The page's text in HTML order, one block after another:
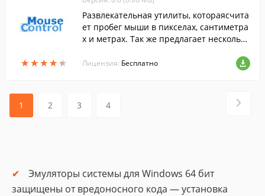
★★★★★
★★★★★
Развлекательная утилиты, котораясчита
ет пробег мыши в пикселах, сантиметра
х и метрах. Так же предлагает несколько
Лицензия: Бесплатно
1 2 3 4
Эмуляторы системы для Windows 64 бит
защищены от вредоносного кода — установка